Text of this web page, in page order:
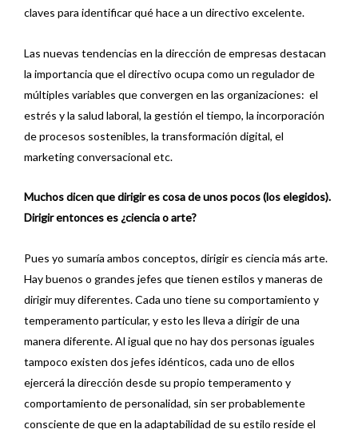
claves para identificar qué hace a un directivo excelente.
Las nuevas tendencias en la dirección de empresas destacan
la importancia que el directivo ocupa como un regulador de
múltiples variables que convergen en las organizaciones: el
estrés y la salud laboral, la gestión el tiempo, la incorporación
de procesos sostenibles, la transformación digital, el
marketing conversacional etc.
Muchos dicen que dirigir es cosa de unos pocos (los elegidos).
Dirigir entonces es ¿ciencia o arte?
Pues yo sumaría ambos conceptos, dirigir es ciencia más arte.
Hay buenos o grandes jefes que tienen estilos y maneras de
dirigir muy diferentes. Cada uno tiene su comportamiento y
temperamento particular, y esto les lleva a dirigir de una
manera diferente. Al igual que no hay dos personas iguales
tampoco existen dos jefes idénticos, cada uno de ellos
ejercerá la dirección desde su propio temperamento y
comportamiento de personalidad, sin ser probablemente
consciente de que en la adaptabilidad de su estilo reside el